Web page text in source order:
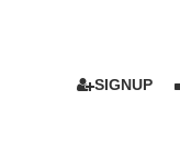
SIGNUP